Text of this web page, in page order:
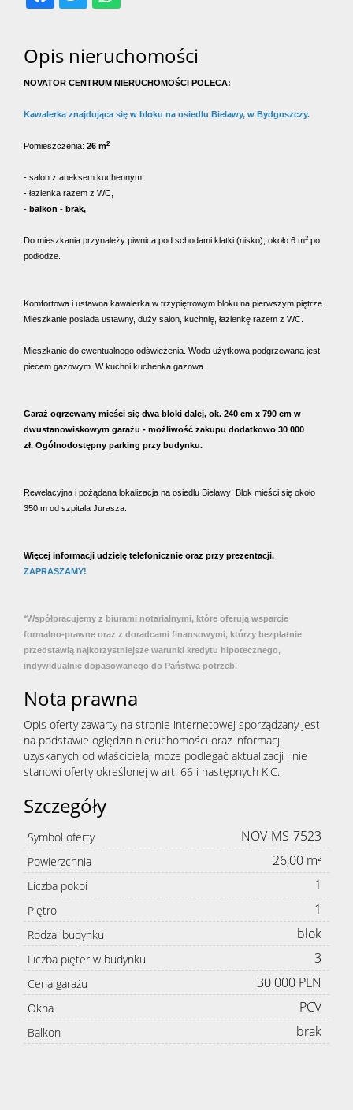
Opis nieruchomości
NOVATOR CENTRUM NIERUCHOMOŚCI POLECA:
Kawalerka znajdująca się w bloku na osiedlu Bielawy, w Bydgoszczy.
Pomieszczenia: 26 m2
- salon z aneksem kuchennym,
- łazienka razem z WC,
- balkon - brak,
Do mieszkania przynależy piwnica pod schodami klatki (nisko), około 6 m2 po
podłodze.
Komfortowa i ustawna kawalerka w trzypiętrowym bloku na pierwszym piętrze.
Mieszkanie posiada ustawny, duży salon, kuchnię, łazienkę razem z WC.
Mieszkanie do ewentualnego odświeżenia. Woda użytkowa podgrzewana jest
piecem gazowym. W kuchni kuchenka gazowa.
Garaż ogrzewany mieści się dwa bloki dalej, ok. 240 cm x 790 cm w
dwustanowiskowym garażu - możliwość zakupu dodatkowo 30 000
zł. Ogólnodostępny parking przy budynku.
Rewelacyjna i pożądana lokalizacja na osiedlu Bielawy! Blok mieści się około
350 m od szpitala Jurasza.
Więcej informacji udzielę telefonicznie oraz przy prezentacji.
ZAPRASZAMY!
*Współpracujemy z biurami notarialnymi, które oferują wsparcie
formalno-prawne oraz z doradcami finansowymi, którzy bezpłatnie
przedstawią najkorzystniejsze warunki kredytu hipotecznego,
indywidualnie dopasowanego do Państwa potrzeb.
Nota prawna
Opis oferty zawarty na stronie internetowej sporządzany jest
na podstawie oględzin nieruchomości oraz informacji
uzyskanych od właściciela, może podlegać aktualizacji i nie
stanowi oferty określonej w art. 66 i następnych K.C.
Szczegóły
Symbol oferty NOV-MS-7523
Powierzchnia 26,00 m²
Liczba pokoi 1
Piętro 1
Rodzaj budynku blok
Liczba pięter w budynku 3
Cena garażu 30 000 PLN
Okna PCV
Balkon brak